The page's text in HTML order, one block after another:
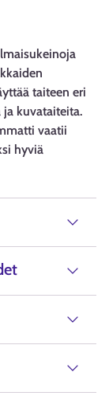
taiteen eri
kuvataiteita.
vaatii
hyviä